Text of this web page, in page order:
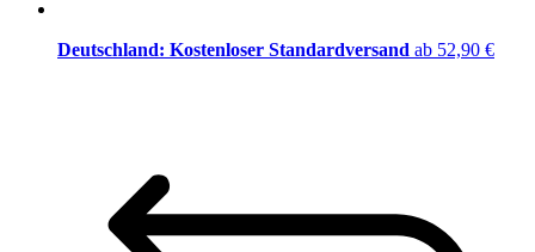
Deutschland: Kostenloser Standardversand ab 52,90 €